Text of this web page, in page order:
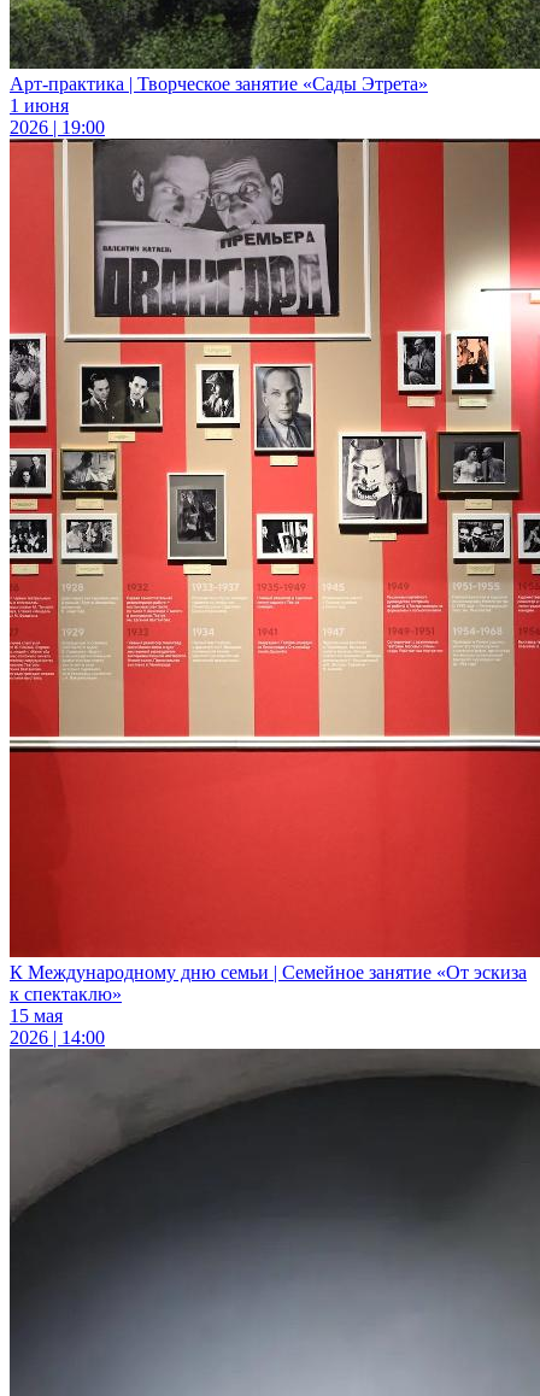
Арт-практика | Творческое занятие «Сады Этрета»
1 июня
2026 | 19:00
К Международному дню семьи | Семейное занятие «От эскиза
к спектаклю»
15 мая
2026 | 14:00